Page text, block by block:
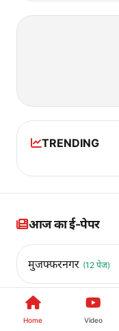
TRENDING
आज का ई-पेपर
मुजफ्फरनगर (12 पेज)
सहारनपुर (11 पेज)
Home Video